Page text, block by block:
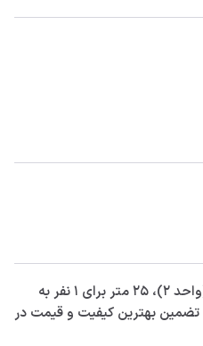
‫‫اجاره روزانه و ماهانه اصغر بیگ (واحد 2)، 25 متر برای 1 نفر به
با تضمین بهترین کیفیت و قیمت در